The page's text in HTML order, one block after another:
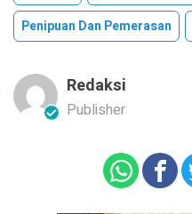
Penipuan Dan Pemerasan
Redaksi
Publisher